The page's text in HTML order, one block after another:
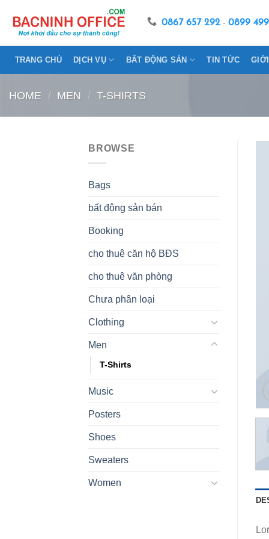
content
0867 657 292 - 0899
TRANG CHỦ DỊCH VỤ BẤT ĐỘNG SẢN TIN TỨC
HOME / MEN / T-SHIRTS
BROWSE
Bags
bất động sản bán
Booking
cho thuê căn hộ BĐS
cho thuê văn phòng
Chưa phân loại
Clothing
Men
T-Shirts
Music
Posters
Shoes
Sweaters
Women